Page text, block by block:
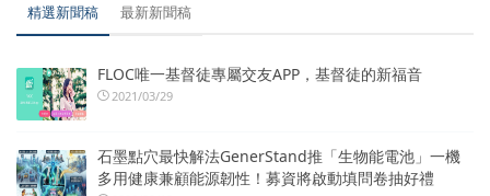
精選新聞稿 最新新聞稿
FLOC唯一基督徒專屬交友APP，基督徒的新福音
2021/03/29
石墨點穴最快解法GenerStand推「生物能電池」一機
多用健康兼顧能源韌性！募資將啟動填問卷抽好禮